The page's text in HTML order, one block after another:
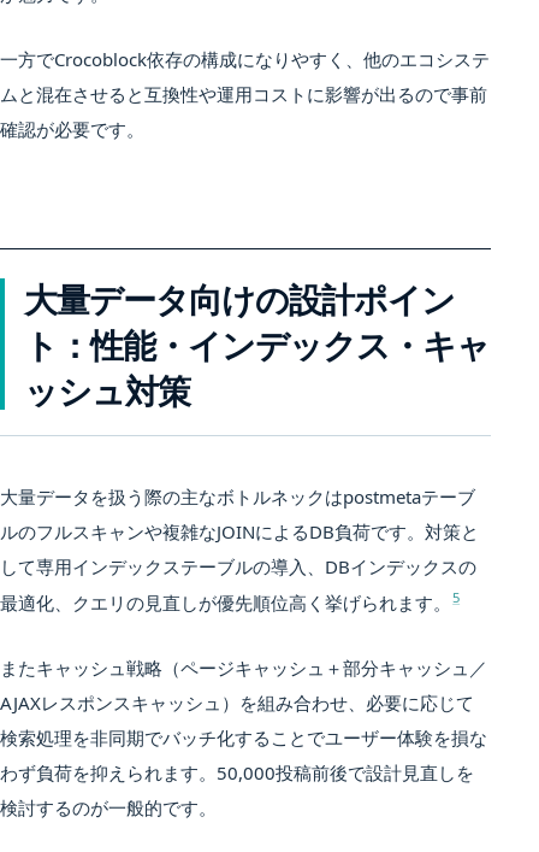
一方でCrocoblock依存の構成になりやすく、他のエコシステ
ムと混在させると互換性や運用コストに影響が出るので事前
確認が必要です。
大量データ向けの設計ポイン
ト：性能・インデックス・キャ
ッシュ対策
大量データを扱う際の主なボトルネックはpostmetaテーブ
ルのフルスキャンや複雑なJOINによるDB負荷です。対策と
して専用インデックステーブルの導入、DBインデックスの
最適化、クエリの見直しが優先順位高く挙げられます。
5
またキャッシュ戦略（ページキャッシュ＋部分キャッシュ／
AJAXレスポンスキャッシュ）を組み合わせ、必要に応じて
検索処理を非同期でバッチ化することでユーザー体験を損な
わず負荷を抑えられます。50,000投稿前後で設計見直しを
検討するのが一般的です。